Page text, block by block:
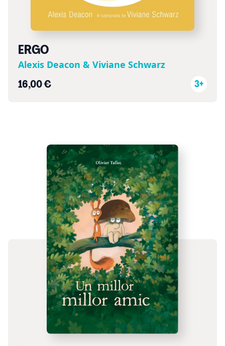
ERGO
Alexis Deacon & Viviane Schwarz
16,00 € 3+